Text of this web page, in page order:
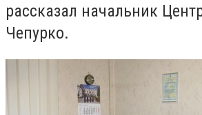
рассказал начальник
Чепурко.